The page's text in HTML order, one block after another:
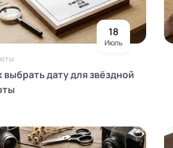
18
Июль
выбрать дату для звёздной